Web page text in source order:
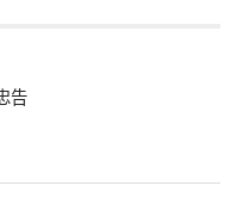
告